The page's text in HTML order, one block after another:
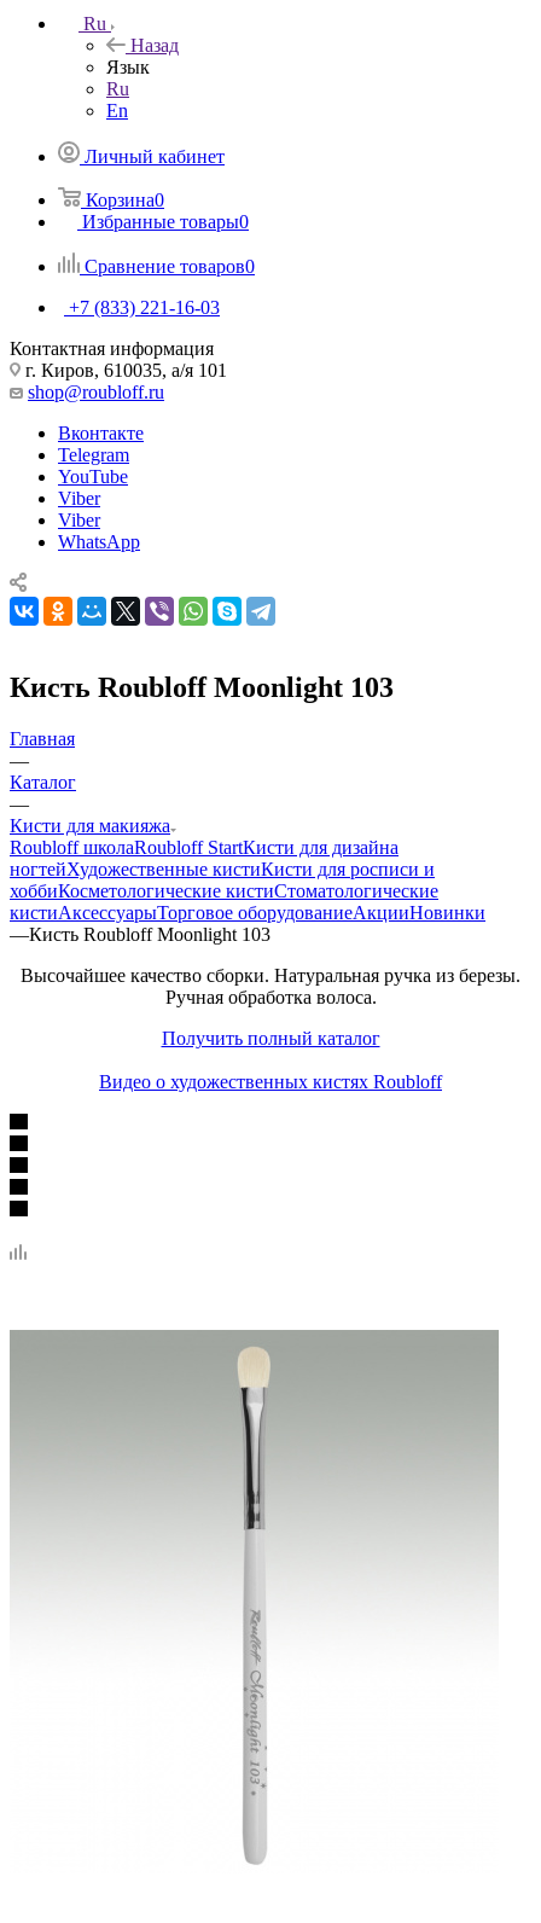
Ru
Назад
Язык
Ru
En
Личный кабинет
Корзина0
Избранные товары0
Сравнение товаров0
+7 (833) 221-16-03
Контактная информация
г. Киров, 610035, а/я 101
shop@roubloff.ru
Вконтакте
Telegram
YouTube
Viber
Viber
WhatsApp
Кисть Roubloff Moonlight 103
Главная
—
Каталог
—
Кисти для макияжа
Roubloff школаRoubloff StartКисти для дизайна
ногтейХудожественные кистиКисти для росписи и
хоббиКосметологические кистиСтоматологические
кистиАксессуарыТорговое оборудованиеАкцииНовинки
—Кисть Roubloff Moonlight 103
Высочайшее качество сборки. Натуральная ручка из березы.
Ручная обработка волоса.
Получить полный каталог
Видео о художественных кистях Roubloff